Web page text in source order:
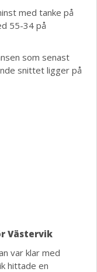
med tanke på
55-34 på
som senast
snittet ligger på
Västervik
var klar med
hittade en